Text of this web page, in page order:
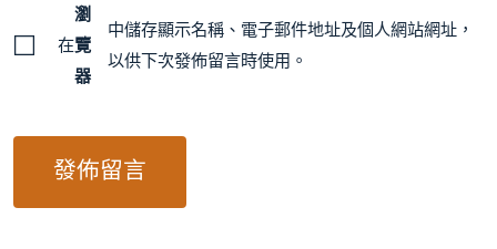
在
瀏
覽
器
中儲存顯示名稱、電子郵件地址及個人網站網址，
以供下次發佈留言時使用。